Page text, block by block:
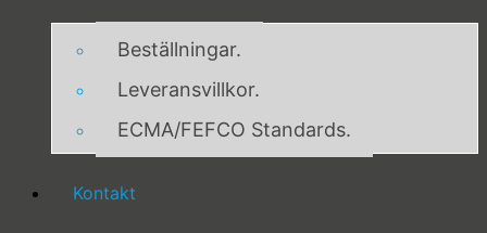
Beställningar.
Leveransvillkor.
ECMA/FEFCO Standards.
Kontakt